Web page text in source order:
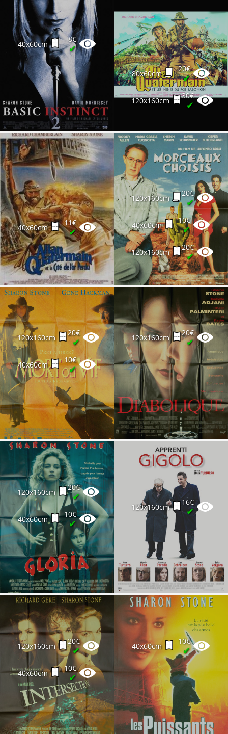
40x60cm
8€
✔
80x60cm
20€
✔
120x160cm
30€
✔
40x60cm
11€
✔
120x160cm
20€
✔
40x60cm
10€
✔
120x160cm
20€
✔
120x160cm
20€
✔
40x60cm
10€
✔
120x160cm
20€
✔
120x160cm
20€
✔
40x60cm
10€
✔
120x160cm
16€
✔
120x160cm
20€
✔
40x60cm
10€
✔
40x60cm
10€
✔